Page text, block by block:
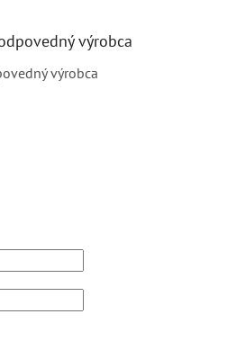
výrobca
výrobca